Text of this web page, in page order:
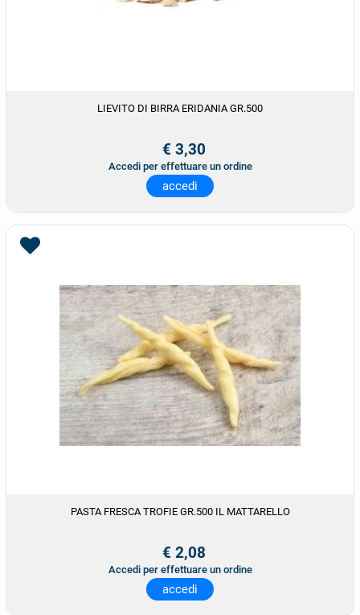
LIEVITO DI BIRRA ERIDANIA GR.500
€ 3,30
Accedi per effettuare un ordine
accedi
PASTA FRESCA TROFIE GR.500 IL MATTARELLO
€ 2,08
Accedi per effettuare un ordine
accedi